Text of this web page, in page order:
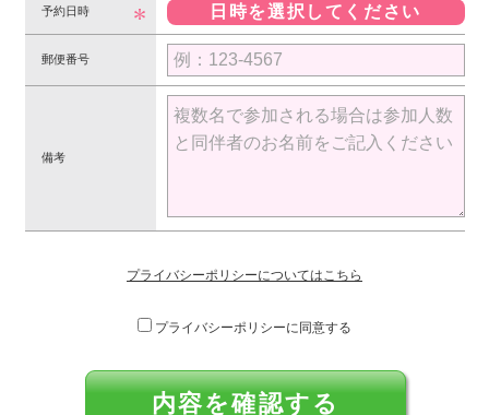
予約日時 日時を選択してください
郵便番号
備考
プライバシーポリシーについてはこちら
プライバシーポリシーに同意する
内容を確認する